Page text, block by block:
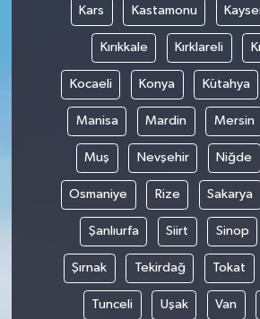
Kars Kastamonu
Kırıkkale Kırklareli
Kocaeli Konya Kütahya
Manisa Mardin Mersin
Muş Nevşehir Niğde
Osmaniye Rize Sakarya
Şanlıurfa Siirt Sinop
Şırnak Tekirdağ Tokat
Tunceli Uşak Van